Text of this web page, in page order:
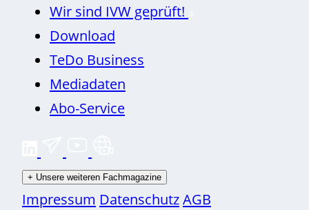
Wir sind IVW geprüft!
Download
TeDo Business
Mediadaten
Abo-Service
+ Unsere weiteren Fachmagazine
Impressum DatenschutzAGB